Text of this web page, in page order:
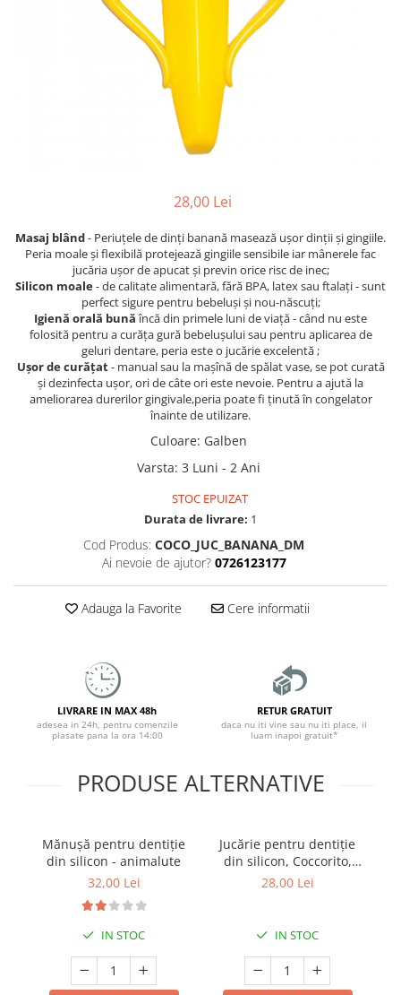
Jucarii pentru dentitie
MY CARRY POTTY
Chilotei de antrenament la olita
Olite si reductoare
28,00 Lei
Masaj blând- Periuțele de dinți banană masează ușor dinții și gingiile.
Peria moale și flexibilă protejează gingiile sensibile iar mânerele fac
jucăria ușor de apucat și previn orice risc de inec;
Silicon moale- de calitate alimentară, fără BPA, latex sau ftalați - sunt
perfect sigure pentru bebeluși și nou-născuți;
Igienă orală bunăîncă din primele luni de viață - când nu este
folosită pentru a curăța gură bebelușului sau pentru aplicarea de
geluri dentare, peria este o jucărie excelentă ;
Ușor de curățat- manual sau la mașînă de spălat vase, se pot curată
și dezinfecta ușor, ori de câte ori este nevoie. Pentru a ajută la
ameliorarea durerilor gingivale,peria poate fi ținută în congelator
înainte de utilizare.
Culoare: Galben
Varsta: 3 Luni - 2 Ani
STOC EPUIZAT
Durata de livrare: 1
Cod Produs: COCO_JUC_BANANA_DM
Ai nevoie de ajutor? 0726123177
Adauga la Favorite Cere informatii
LIVRARE IN MAX 48h
adesea in 24h, pentru comenzile
plasate pana la ora 14:00
RETUR GRATUIT
daca nu iti vine sau nu iti place, il
luam inapoi gratuit*
PRODUSE ALTERNATIVE
Mănușă pentru dentiție
din silicon - animalute
32,00 Lei
IN STOC
Jucărie pentru dentiție
din silicon, Coccorito,
Raton Maro
28,00 Lei
IN STOC